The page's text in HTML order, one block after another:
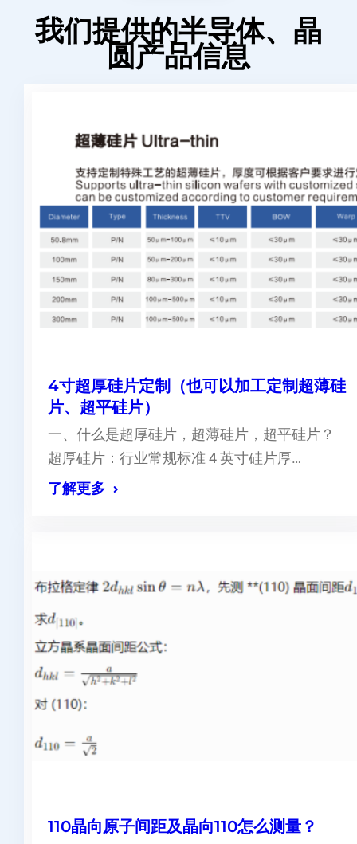
我们提供的半导体、晶
圆产品信息
4寸超厚硅片定制（也可以加工定制超薄硅
片、超平硅片）
一、什么是超厚硅片，超薄硅片，超平硅片？
超厚硅片：行业常规标准 4 英寸硅片厚…
了解更多
110晶向原子间距及晶向110怎么测量？